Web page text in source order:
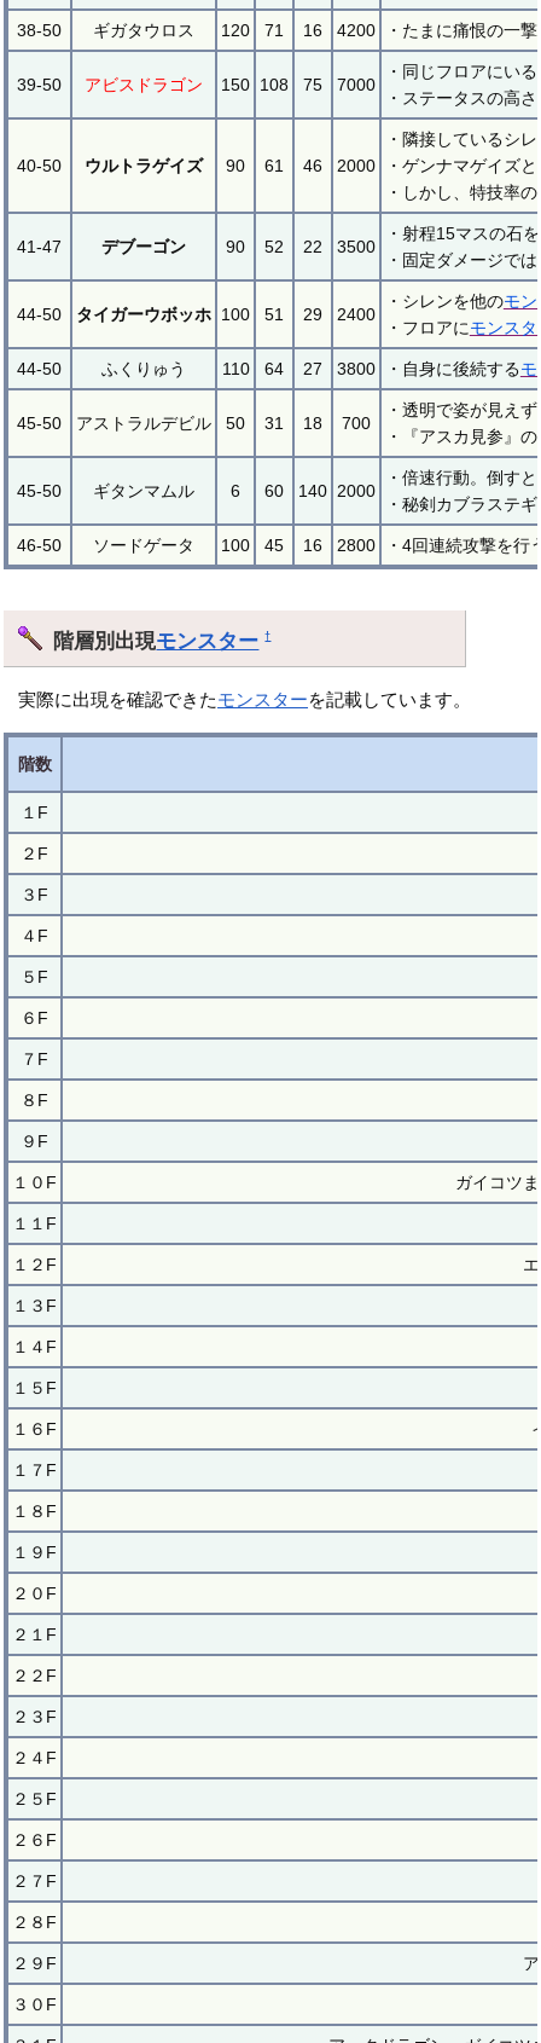
38-50 ギガタウロス 120 71 16 4200 ・たまに痛恨の一
39-50 アビスドラゴン 150 108 75 7000
・同じフロアにい
・ステータスの高
40-50 ウルトラゲイズ 90 61 46 2000
・隣接しているシ
・ゲンナマゲイズ
・しかし、特技率
41-47 デブーゴン 90 52 22 3500
・射程15マスの石
・固定ダメージで
44-50 タイガーウボッホ 100 51 29 2400
・シレンを他のモン
・フロアにモンスタ
44-50 ふくりゅう 110 64 27 3800 ・自身に後続する
45-50 アストラルデビル 50 31 18 700
・透明で姿が見え
・『アスカ見参』
45-50 ギタンマムル 6 60 140 2000
・倍速行動。倒す
・秘剣カブラステ
46-50 ソードゲータ 100 45 16 2800 ・4回連続攻撃を
階層別出現モンスター †
実際に出現を確認できたモンスターを記載しています。
階数
１F
２F
３F
４F
５F
６F
７F
８F
９F
１０F ガイコツ
１１F
１２F
１３F
１４F
１５F
１６F
１７F
１８F
１９F
２０F
２１F
２２F
２３F
２４F
２５F
２６F
２７F
２８F
２９F
３０F